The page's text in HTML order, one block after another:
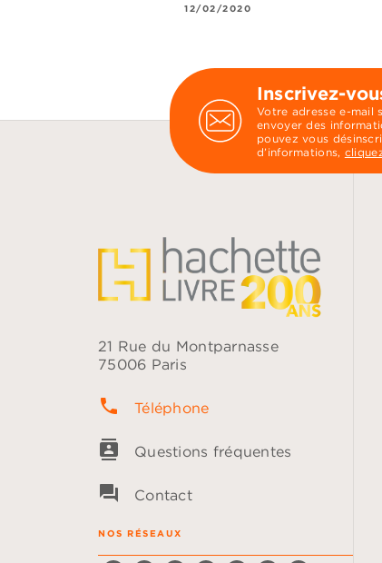
12/02/2020
Inscrivez-
Votre adresse e-mail
envoyer des
pouvez vous
d’informations,
21 Rue du Montparnasse
75006 Paris
phone Téléphone
contacts Questions fréquentes
question_answer Contact
NOS RÉSEAUX